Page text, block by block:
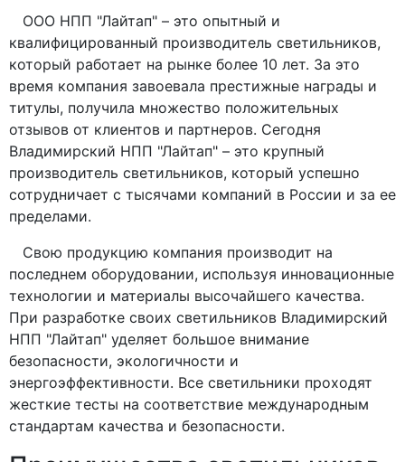
ООО НПП "Лайтап" – это опытный и
квалифицированный производитель светильников,
который работает на рынке более 10 лет. За это
время компания завоевала престижные награды и
титулы, получила множество положительных
отзывов от клиентов и партнеров. Сегодня
Владимирский НПП "Лайтап" – это крупный
производитель светильников, который успешно
сотрудничает с тысячами компаний в России и за ее
пределами.
Свою продукцию компания производит на
последнем оборудовании, используя инновационные
технологии и материалы высочайшего качества.
При разработке своих светильников Владимирский
НПП "Лайтап" уделяет большое внимание
безопасности, экологичности и
энергоэффективности. Все светильники проходят
жесткие тесты на соответствие международным
стандартам качества и безопасности.